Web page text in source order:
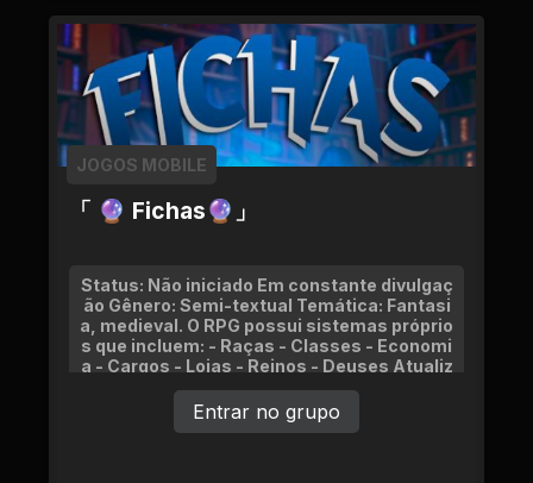
「 🔮 Fichas🔮」
JOGOS MOBILE
Status: Não iniciado Em constante divulgaç
ão Gênero: Semi-textual Temática: Fantasi
a, medieval. O RPG possui sistemas próprio
s que incluem: - Raças - Classes - Economi
a - Cargos - Lojas - Reinos - Deuses Atualiz
ações constantes.
Entrar no grupo